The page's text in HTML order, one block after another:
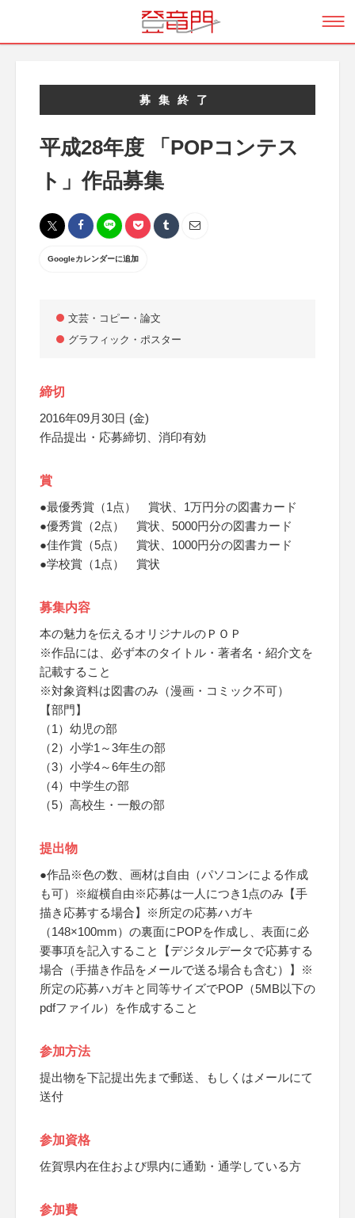
募集終了
平成28年度 「POPコンテス
ト」作品募集
Googleカレンダーに追加
文芸・コピー・論文
グラフィック・ポスター
締切
2016年09月30日 (金)
作品提出・応募締切、消印有効
賞
●最優秀賞（1点） 賞状、1万円分の図書カード
●優秀賞（2点） 賞状、5000円分の図書カード
●佳作賞（5点） 賞状、1000円分の図書カード
●学校賞（1点） 賞状
募集内容
本の魅力を伝えるオリジナルのＰＯＰ
※作品には、必ず本のタイトル・著者名・紹介文を
記載すること
※対象資料は図書のみ（漫画・コミック不可）
【部門】
（1）幼児の部
（2）小学1～3年生の部
（3）小学4～6年生の部
（4）中学生の部
（5）高校生・一般の部
提出物
●作品※色の数、画材は自由（パソコンによる作成
も可）※縦横自由※応募は一人につき1点のみ【手
描き応募する場合】※所定の応募ハガキ
（148×100mm）の裏面にPOPを作成し、表面に必
要事項を記入すること【デジタルデータで応募する
場合（手描き作品をメールで送る場合も含む）】※
所定の応募ハガキと同等サイズでPOP（5MB以下の
pdfファイル）を作成すること
参加方法
提出物を下記提出先まで郵送、もしくはメールにて
送付
参加資格
佐賀県内在住および県内に通勤・通学している方
参加費